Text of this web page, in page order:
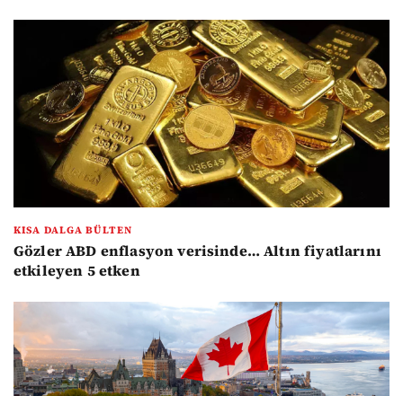
KISA DALGA BÜLTEN
Gözler ABD enflasyon verisinde… Altın fiyatlarını
etkileyen 5 etken